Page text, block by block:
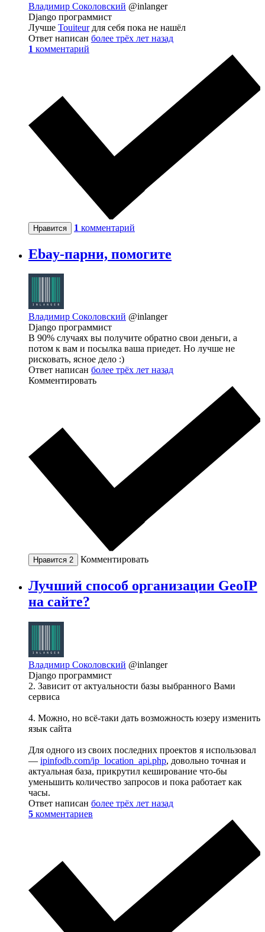
Владимир Соколовский @inlanger
Django программист
Лучше Touiteurдля себя пока не нашёл
Ответ написан более трёх лет назад
1 комментарий
Нравится 1 комментарий
Ebay-парни, помогите
Владимир Соколовский @inlanger
Django программист
В 90% случаях вы получите обратно свои деньги, а
потом к вам и посылка ваша приедет. Но лучше не
рисковать, ясное дело :)
Ответ написан более трёх лет назад
Комментировать
Нравится 2 Комментировать
Лучший способ организации GeoIP
на сайте?
Владимир Соколовский @inlanger
Django программист
2. Зависит от актуальности базы выбранного Вами
сервиса
4. Можно, но всё-таки дать возможность юзеру изменить
язык сайта
Для одного из своих последних проектов я использовал
— ipinfodb.com/ip_location_api.php, довольно точная и
актуальная база, прикрутил кеширование что-бы
уменьшить количество запросов и пока работает как
часы.
Ответ написан более трёх лет назад
5 комментариев